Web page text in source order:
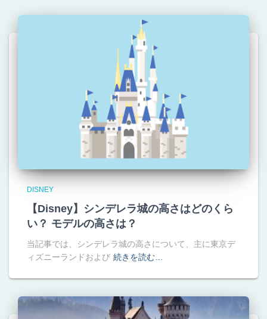
DISNEY
【Disney】シンデレラ城の高さはどのくら
い？ モデルの高さは？
当記事では、シンデレラ城の高さについて、主に東京デ
ィズニーランドおよび 続きを読む…